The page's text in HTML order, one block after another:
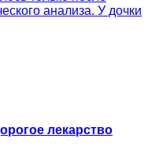
анализа. У дочки
лекарство